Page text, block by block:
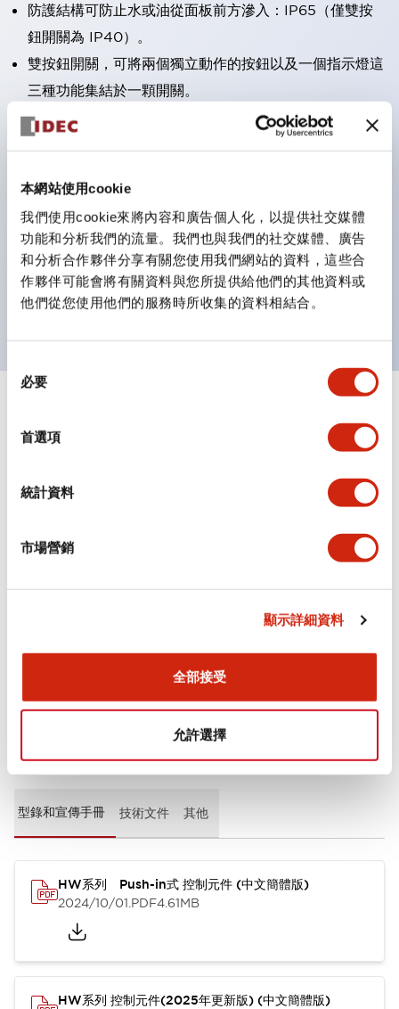
本網站使用cookie
我們使用cookie來將內容和廣告個人化，以提供社交媒體
功能和分析我們的流量。我們也與我們的社交媒體、廣告
和分析合作夥伴分享有關您使用我們網站的資料，這些合
作夥伴可能會將有關資料與您所提供給他們的其他資料或
他們從您使用他們的服務時所收集的資料相結合。
必要
首選項
統計資料
市場營銷
顯示詳細資料
全部接受
允許選擇
防護結構可防止水或油從面板前方滲入：IP65（僅雙按
鈕開關為 IP40）。
雙按鈕開關，可將兩個獨立動作的按鈕以及一個指示燈這
三種功能集結於一顆開關。
完整支援全球各地需求的多種電壓規格。
顏色。
支援色彩通用設計（CUD）：可清楚辨識正方平頭形指
示燈的亮燈/熄燈狀態，以及點燈時的顏色識別。
符合 ISO 3864-4 安全色規範：在危險或緊急狀況下，
顏色表現更明確鮮明，便於更多人識別。
環境規範
功能規格
型錄和宣傳手冊 技術文件 其他
HW系列 Push-in式 控制元件 (中文簡體版)
2024/10/01.PDF4.61MB
HW系列 控制元件(2025年更新版) (中文簡體版)